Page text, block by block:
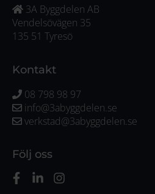
3A Byggdelen AB
Vendelsövägen 35
135 51 Tyresö
Kontakt
08 798 98 97
info@3abyggdelen.se
verkstad@3abyggdelen.se
Följ oss